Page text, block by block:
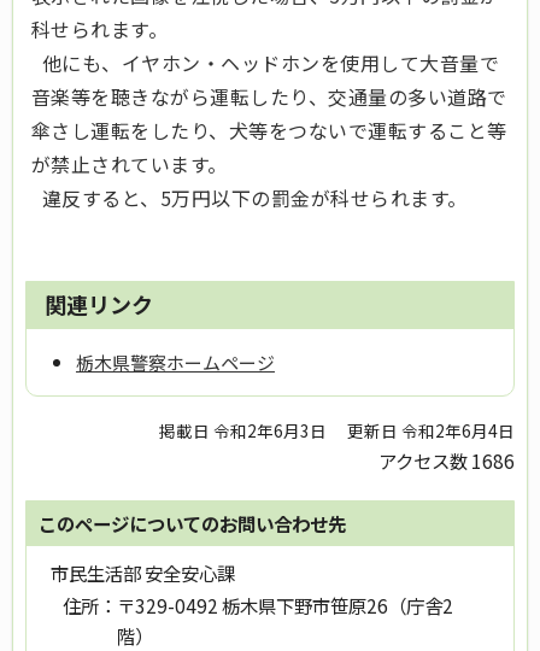
科せられます。
他にも、イヤホン・ヘッドホンを使用して大音量で
音楽等を聴きながら運転したり、交通量の多い道路で
傘さし運転をしたり、犬等をつないで運転すること等
が禁止されています。
違反すると、5万円以下の罰金が科せられます。
関連リンク
栃木県警察ホームページ
掲載日 令和2年6月3日 更新日 令和2年6月4日
アクセス数1686
このページについてのお問い合わせ先
市民生活部 安全安心課
住所： 〒329-0492 栃木県下野市笹原26（庁舎2
階）